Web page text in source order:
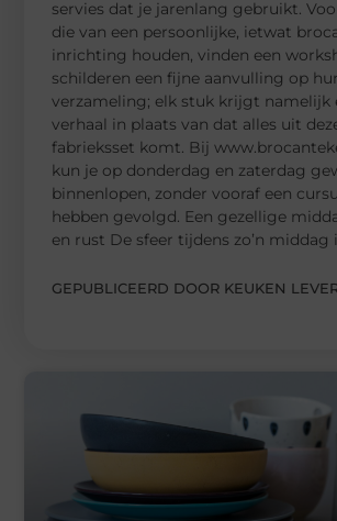
servies dat je jarenlang gebruikt.
die van een persoonlijke, ietwat
inrichting houden, vinden een
schilderen een fijne aanvulling op
verzameling; elk stuk krijgt namelijk
verhaal in plaats van dat alles uit
fabrieksset komt. Bij
kun je op donderdag en zaterdag
binnenlopen, zonder vooraf een
hebben gevolgd. Een gezellige
en rust De sfeer tijdens zo’n middag
GEPUBLICEERD DOOR KEUKEN